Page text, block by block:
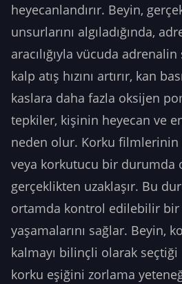
heyecanlandırır. Beyin,
unsurlarını algıladığında,
aracılığıyla vücuda
kalp atış hızını artırır, kan
kaslara daha fazla oksijen
tepkiler, kişinin heyecan ve
neden olur. Korku
veya korkutucu bir durumda
gerçeklikten uzaklaşır. Bu
ortamda kontrol edilebilir bir
yaşamalarını sağlar. Beyin,
kalmayı bilinçli olarak
korku eşiğini zorlama